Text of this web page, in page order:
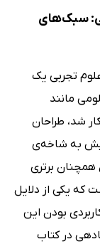
سبک‌های
تجربی یک
مانند
شد، طراحان
به شاخه‌ی
همچنان برتری
که یکی از دلایل
بودن این
در کتاب